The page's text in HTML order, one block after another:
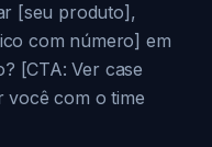
[seu produto],
com número] em
[CTA: Ver case
você com o time